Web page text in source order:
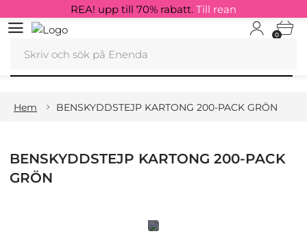
0
REA! upp till 70% rabatt. Till rean
Hem BENSKYDDSTEJP KARTONG 200-PACK GRÖN
BENSKYDDSTEJP KARTONG 200-PACK
GRÖN